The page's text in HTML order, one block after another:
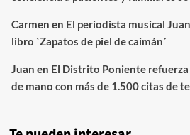
Carmen en El periodista musical
libro `Zapatos de piel de caimán´
Juan en El Distrito Poniente
de mano con más de 1.500 citas de